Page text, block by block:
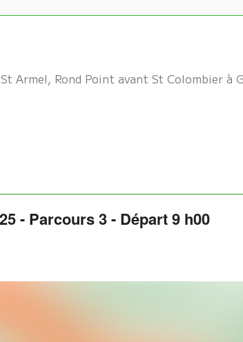
Armel, Rond Point avant St Colombier à